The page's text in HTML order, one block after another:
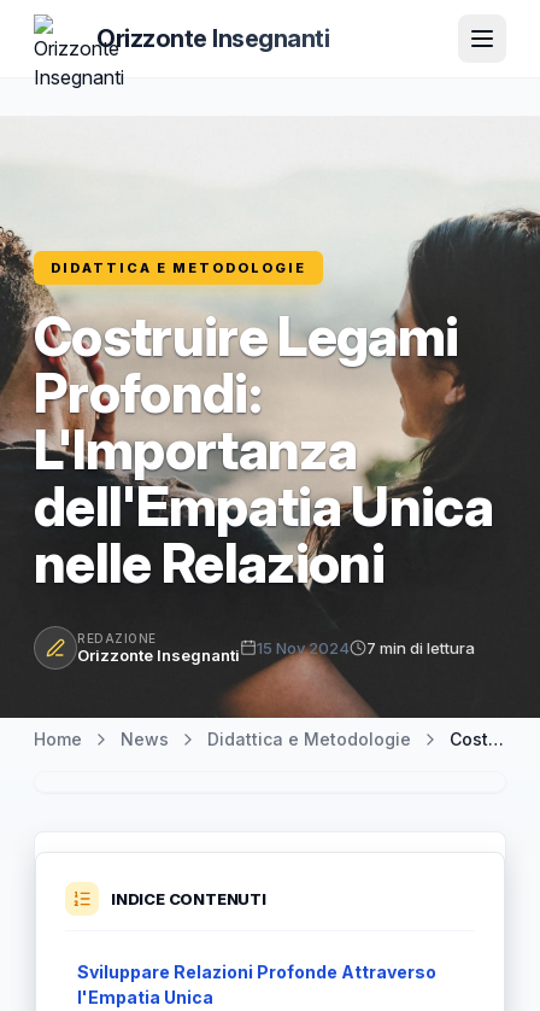
Orizzonte Insegnanti
DIDATTICA E METODOLOGIE
Costruire Legami
Profondi:
L'Importanza
dell'Empatia Unica
nelle Relazioni
REDAZIONE
Orizzonte Insegnanti 15 Nov 2024 7 min di lettura
Home News Didattica e Metodologie Costruire Legami Profondi: L'Importanza dell'Empatia Unica nelle Relazioni
INDICE CONTENUTI
Sviluppare Relazioni Profonde Attraverso
l'Empatia Unica